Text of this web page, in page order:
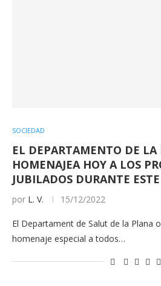
SOCIEDAD
EL DEPARTAMENTO DE
HOMENAJEA HOY A LOS
JUBILADOS DURANTE
por L. V. 15/12/2022
El Departament de Salut de la Plana
homenaje especial a todos…